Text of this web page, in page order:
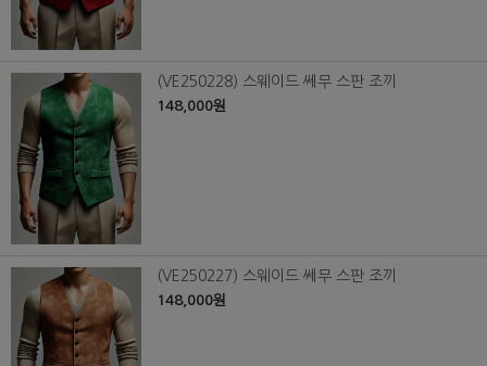
(VE250228) 스웨이드 쎄무 스판 조끼
148,000원
(VE250227) 스웨이드 쎄무 스판 조끼
148,000원